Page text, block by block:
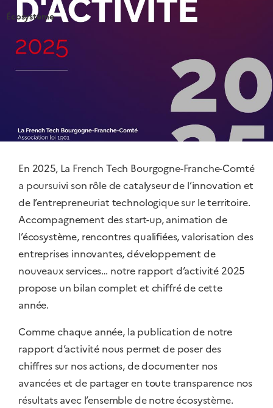
Écosystème
En 2025, La French Tech Bourgogne-Franche-Comté
a poursuivi son rôle de catalyseur de l’innovation et
de l’entrepreneuriat technologique sur le territoire.
Accompagnement des start-up, animation de
l’écosystème, rencontres qualifiées, valorisation des
entreprises innovantes, développement de
nouveaux services… notre rapport d’activité 2025
propose un bilan complet et chiffré de cette
année.
Comme chaque année, la publication de notre
rapport d’activité nous permet de poser des
chiffres sur nos actions, de documenter nos
avancées et de partager en toute transparence nos
résultats avec l’ensemble de notre écosystème.